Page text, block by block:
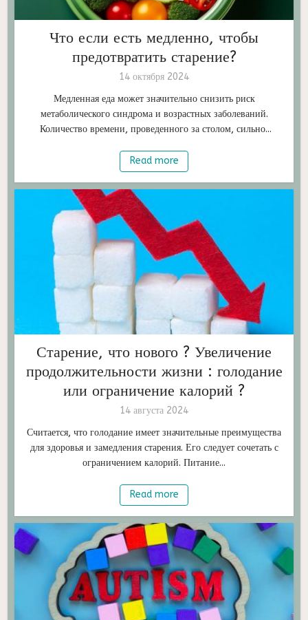
Что если есть медленно, чтобы
предотвратить старение?
14 октября 2024
Медленная еда может значительно снизить риск
метаболического синдрома и возрастных заболеваний.
Количество времени, проведенного за столом, сильно...
Read more
Старение, что нового ? Увеличение
продолжительности жизни : голодание
или ограничение калорий ?
14 августа 2024
Считается, что голодание имеет значительные преимущества
для здоровья и замедления старения. Его следует сочетать с
ограничением калорий. Питание...
Read more